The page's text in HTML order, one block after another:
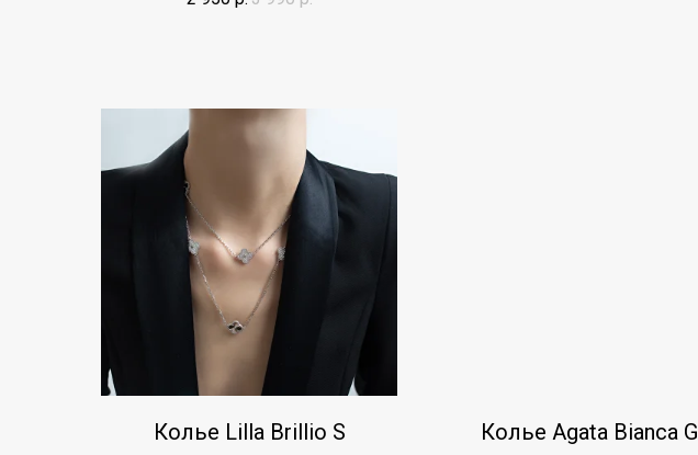
Колье Lilla Brillio S Колье Agata Bianca G